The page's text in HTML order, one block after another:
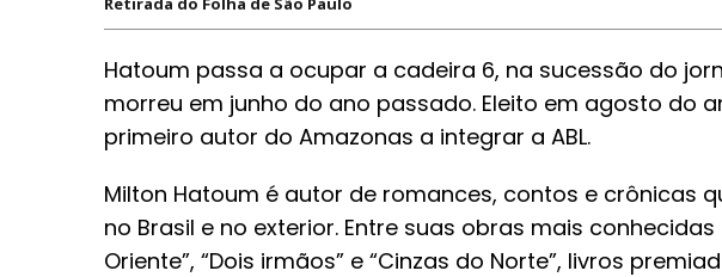
Hatoum passa a ocupar a cadeira 6, na sucessão do
morreu em junho do ano passado. Eleito em agosto do
primeiro autor do Amazonas a integrar a ABL.
Milton Hatoum é autor de romances, contos e crônicas
no Brasil e no exterior. Entre suas obras mais
Oriente”, “Dois irmãos” e “Cinzas do Norte”, livros